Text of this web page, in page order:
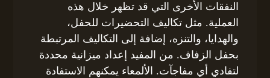
النفقات الأخرى التي قد تظهر خلال هذه
العملية. مثل تكاليف التحضيرات للحفل،
والهدايا، والتنزه، إضافة إلى التكاليف المرتبطة
بحفل الزفاف. من المفيد إعداد ميزانية محددة
لتفادي أي مفاجآت. الألمعاء يمكنهم الاستفادة